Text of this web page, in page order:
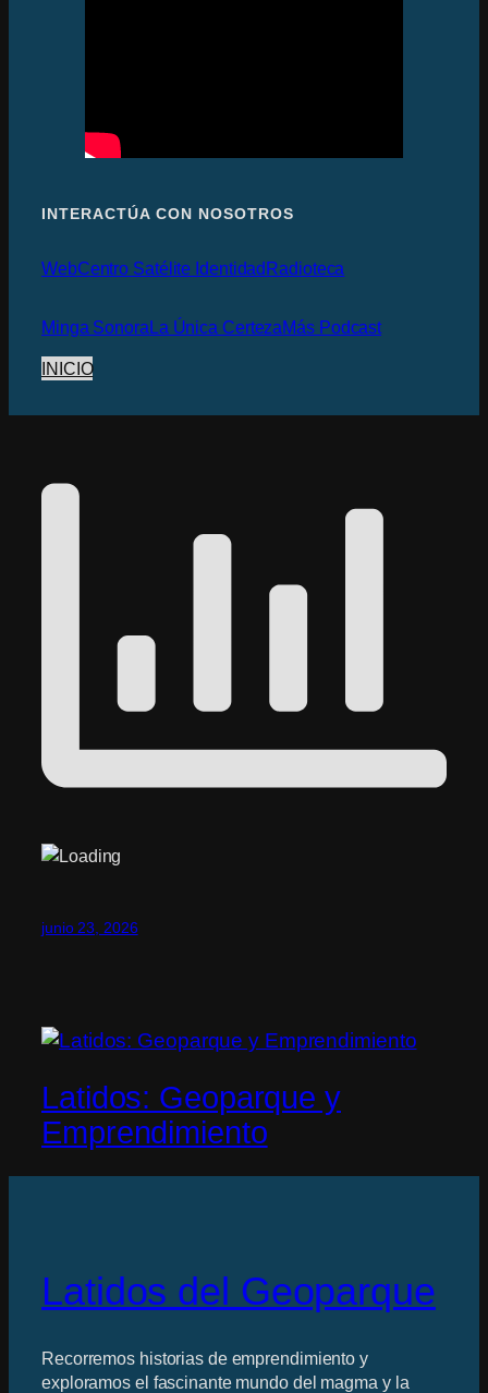
INTERACTÚA CON NOSOTROS
WebCentro Satélite IdentidadRadioteca
Minga SonoraLa Única CertezaMás Podcast
INICIO
junio 23, 2026
Latidos: Geoparque y
Emprendimiento
Latidos del Geoparque
Recorremos historias de emprendimiento y
exploramos el fascinante mundo del magma y la